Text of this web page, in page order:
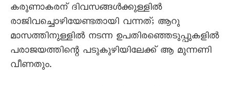
കരുണാകരന് ദിവസങ്ങൾക്കുള്ളിൽ
രാജിവച്ചൊഴിയേണ്ടതായി വന്നത്; ആറു
മാസത്തിനുള്ളിൽ നടന്ന ഉപതിരഞ്ഞെടുപ്പുകളിൽ
പരാജയത്തിന്റെ പടുകുഴിയിലേക്ക് ആ മുന്നണി
വീണതും.